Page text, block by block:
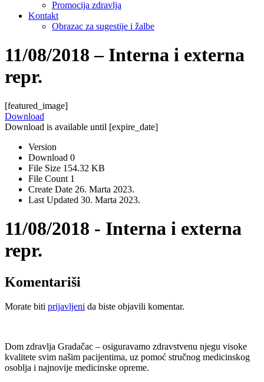
Promocija zdravlja
Kontakt
Obrazac za sugestije i žalbe
11/08/2018 – Interna i externa
repr.
[featured_image]
Download
Download is available until [expire_date]
Version
Download 0
File Size 154.32 KB
File Count 1
Create Date 26. Marta 2023.
Last Updated 30. Marta 2023.
11/08/2018 - Interna i externa
repr.
Komentariši
Morate biti prijavljeni da biste objavili komentar.
Dom zdravlja Gradačac – osiguravamo zdravstvenu njegu visoke
kvalitete svim našim pacijentima, uz pomoć stručnog medicinskog
osoblja i najnovije medicinske opreme.